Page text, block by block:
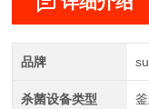
品牌
杀菌设备类型